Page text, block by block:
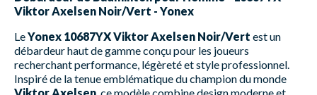
Viktor Axelsen Noir/Vert - Yonex
LeYonex 10687YX Viktor Axelsen Noir/Vert est un
débardeur haut de gamme conçu pour les joueurs
recherchant performance, légèreté et style professionnel.
Inspiré de la tenue emblématique du champion du monde